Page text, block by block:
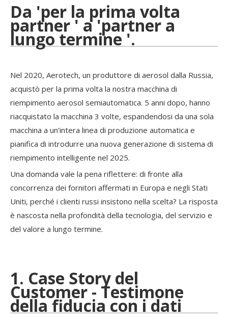
Da 'per la prima volta
partner ' a 'partner a
lungo termine '.
Nel 2020, Aerotech, un produttore di aerosol dalla Russia,
acquistò per la prima volta la nostra macchina di
riempimento aerosol semiautomatica. 5 anni dopo, hanno
riacquistato la macchina 3 volte, espandendosi da una sola
macchina a un'intera linea di produzione automatica e
pianifica di introdurre una nuova generazione di sistema di
riempimento intelligente nel 2025.
Una domanda vale la pena riflettere: di fronte alla
concorrenza dei fornitori affermati in Europa e negli Stati
Uniti, perché i clienti russi insistono nella scelta? La risposta
è nascosta nella profondità della tecnologia, del servizio e
del valore a lungo termine.
1. Case Story del
Customer - Testimone
della fiducia con i dati